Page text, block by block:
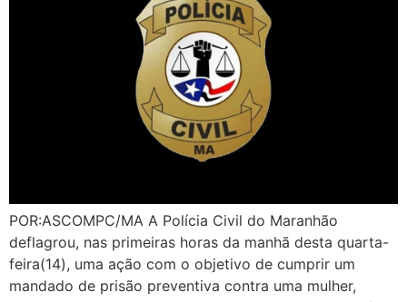
deflagrou, nas primeiras horas da manhã desta quarta-
feira(14), uma ação com o objetivo de cumprir um
mandado de prisão preventiva contra uma mulher,
suspeita de ter participado, juntamente com mais três
comparsas, de um roubo a residência no município de